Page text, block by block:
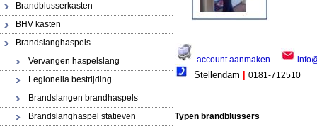
Brandblusserkasten
BHV kasten
Brandslanghaspels
Vervangen haspelslang
Legionella bestrijding
Brandslangen brandhaspels
Brandslanghaspel statieven
account aanmaken
Stellendam 0181-712510
Typen brandblussers